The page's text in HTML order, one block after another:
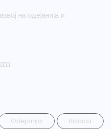
на одејанија и
Odejanija
Riznica